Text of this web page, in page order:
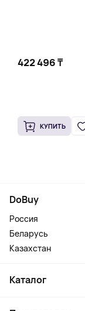
422 496 ₸
КУПИТЬ
DoBuy
Россия
Беларусь
Казахстан
Каталог